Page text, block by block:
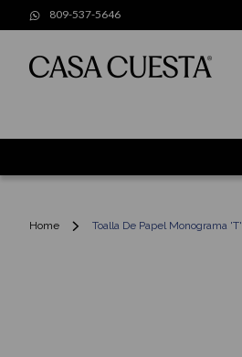
809-537-5646
Home Toalla De Papel Monograma 'T'